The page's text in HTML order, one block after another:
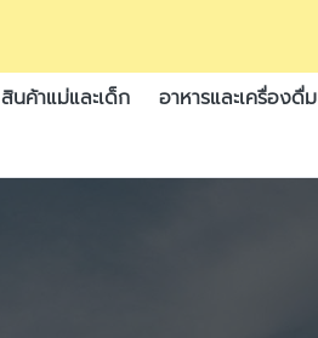
สินค้าแม่และเด็ก อาหารและเครื่องดื่ม